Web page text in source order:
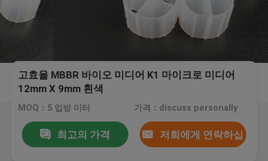
고효율 MBBR 바이오 미디어 K1 마이크로 미디어
12mm X 9mm 흰색
MOQ：5 입방 미터 가격：discuss personally
최고의 가격 저희에게 연락하십